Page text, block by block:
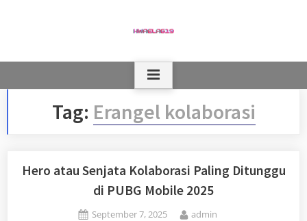
Tag: Erangel kolaborasi
Hero atau Senjata Kolaborasi Paling Ditunggu
di PUBG Mobile 2025
Posted
September 7, 2025 By
admin